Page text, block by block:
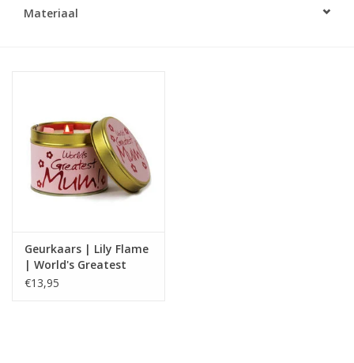
Huisparfums
Merken
Materiaal
Geurkaars | Lily Flame
| World's Greatest
Mum
€13,95